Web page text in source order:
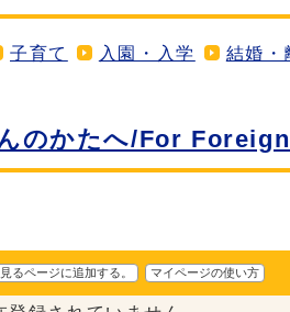
子育て 入園・入学 結婚・
のかたへ/For
るページに追加する。 マイページの使い方